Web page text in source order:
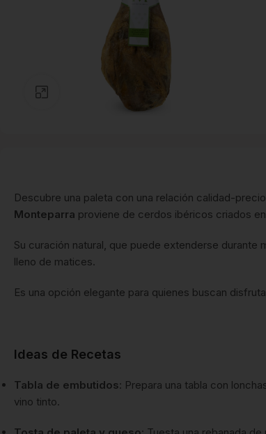
Clic para ampliar
Descubre una paleta con una relación calidad-
Monteparra proviene de cerdos ibéricos criados
Su curación natural, que puede extenderse durante
lleno de matices.
Es una opción elegante para quienes buscan
Ideas de Recetas
Tabla de embutidos: Prepara una tabla con
vino tinto.